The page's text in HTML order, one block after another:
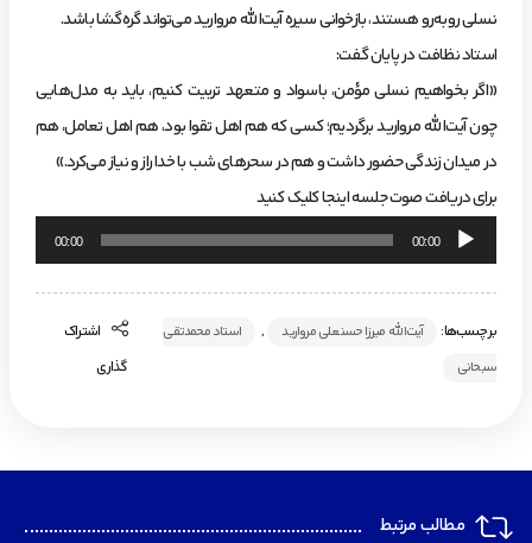
نسلی روبه‌رو هستند، بازخوانی سیره آیت‌الله مروارید می‌تواند گره‌گشا باشد.
استاد نظافت در پایان گفت:
«اگر بخواهیم نسلی مؤمن، باسواد و متعهد تربیت کنیم، باید به مدل‌هایی
چون آیت‌الله مروارید برگردیم؛ کسی که هم اهل تقوا بود، هم اهل تعامل، هم
در میدان زندگی حضور داشت و هم در سحرهای شب با خدا راز و نیاز می‌کرد.»
برای دریافت صوت جلسه اینجا کلیک کنید
پخش‌کننده
صوت
00:00
00:00
برچسب‌ها: آیت‌الله میرزا حسنعلی مروارید ,
استاد محمدتقی
سبحانی
اشتراک
گذاری
مطالب مرتبط